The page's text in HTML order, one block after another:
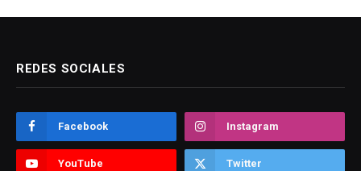
REDES SOCIALES
Facebook Instagram
YouTube Twitter